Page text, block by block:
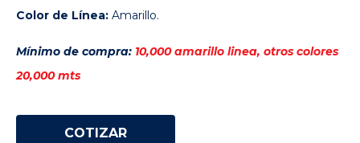
Color de Línea: Amarillo.
Mínimo de compra: 10,000 amarillo linea, otros colores
20,000 mts
COTIZAR